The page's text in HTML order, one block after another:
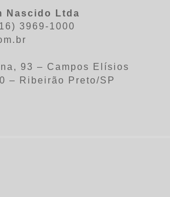
Nascido Ltda
3969-1000
93 – Campos Elísios
– Ribeirão Preto/SP